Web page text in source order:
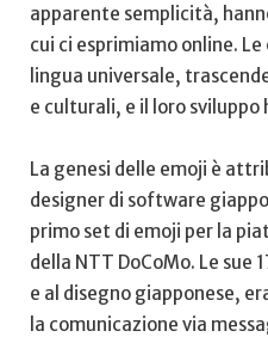
apparente semplicità,
cui​ ci⁢ esprimiamo online.
lingua universale,
⁤e culturali, e il loro sviluppo
La genesi delle emoji è
designer di software
primo set di emoji per la
‍della ​NTT DoCoMo. Le sue
e al​ disegno giapponese,
la ‍comunicazione via